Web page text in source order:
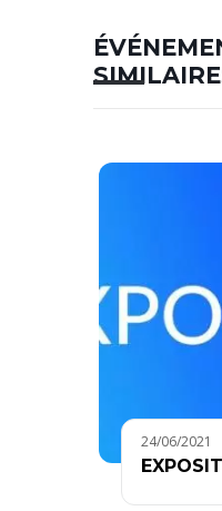
24/06/2021